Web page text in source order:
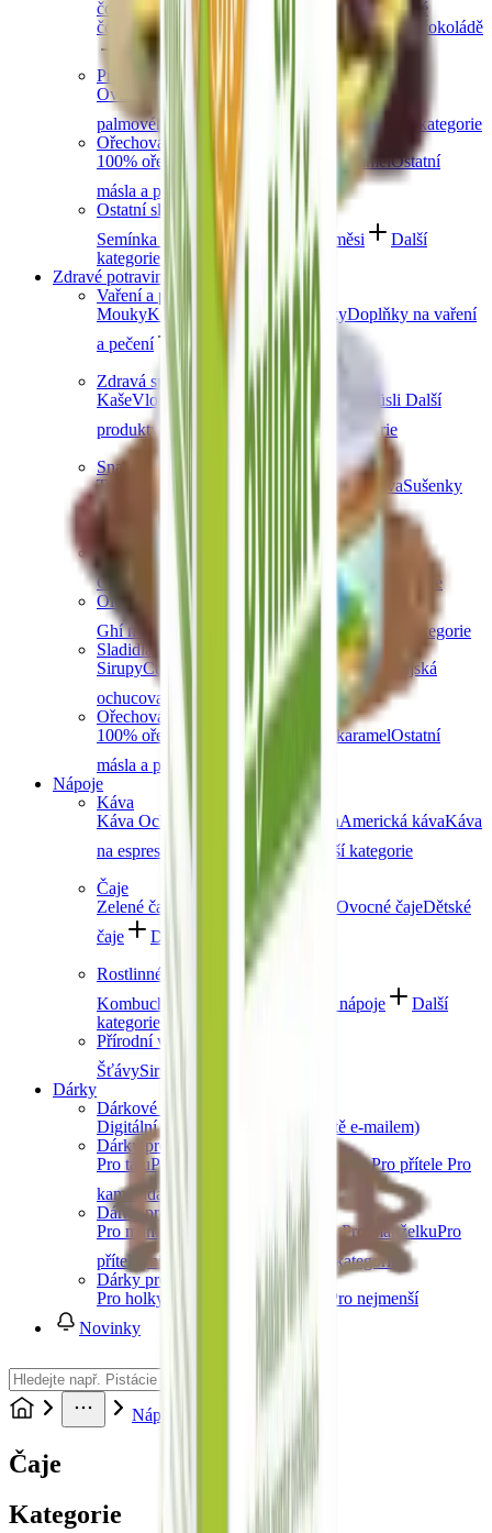
čokoládě Ovoce v mléčné čokoláděOvoce v bílé
čokoládě a jogurtu
Jablečné trubičky máčené v čokoládě
Další kategorie
Prémiové čokolády
Ovocná čokoláda Slaný karamel
Čokolády bez
palmového oleje
Čokolády bez cukru
Další kategorie
Ořechová másla
100% ořechová
S čokoládouSlaný karamelOstatní
másla a pasty
Další kategorie
Ostatní sladkosti
Semínka v čokoládě
Čokoládové směsi
Další
kategorie
Zdravé potraviny
Vaření a pečení
MoukyKoření Ovocné pasty BylinkyDoplňky na vaření
a pečení
Další kategorie
Zdravá snídaně
KašeVločky Müsli a granola Ovoce do müsli Další
produkty zdravé snídaně
Další kategorie
Snacky
Tyčinky
Crackery Bezlepkové křupkyChalvaSušenky
Další kategorie
Obiloviny a luštěniny
Čočka
BulgurKuskus Těstoviny
Další kategorie
Oleje a másla
Ghí máslo
Speciální oleje
Další kategorie
Sladidla a dochucovadla
SirupyCukry a alternativní sladidla Koření
Asijská
ochucovadla
Další kategorie
Ořechová másla
100% ořechová
S čokoládou Slaný karamelOstatní
másla a pasty
Další kategorie
Nápoje
Káva
Káva Ochutnej Ořech
Africká kávaAmerická kávaKáva
na espresso
Značková káva
Další kategorie
Čaje
Zelené čaje
Bylinné čaje Ovocné čajeDětské
čaje
Další kategorie
Rostlinné nápoje
Kombucha
Ostatní nápoje
Další
kategorie
Přírodní vody a šťávy
ŠťávySirupy
Dárky
Dárkové poukazy
Digitální dárkový poukaz (okamžitě e-mailem)
Dárky pro muže
Pro tátuPro dědu Pro manželaPro přítele Pro
kamaráda
Dárky pro ženy
Pro maminku
Pro sestruPro manželkuPro
přítelkyni
Další kategorie
Dárky pro děti
Pro holky
Pro nejmenší
Novinky
Nápoje
Čaje
Kategorie